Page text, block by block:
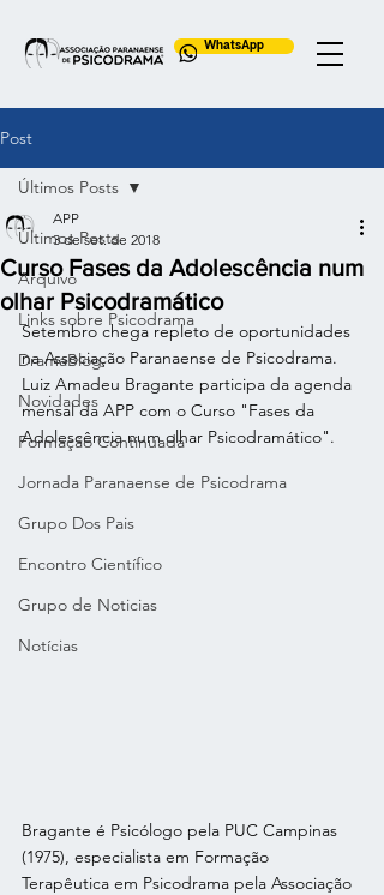
WhatsApp
Post
Últimos Posts
Arquivo
Links sobre Psicodrama
DramaBlog
Novidades
Formação Continuada
Jornada Paranaense de Psicodrama
Grupo Dos Pais
Encontro Científico
Grupo de Noticias
Notícias
Últimos Posts
Curso Fases da Adolescência num
olhar Psicodramático
APP
3 de set. de 2018
Setembro chega repleto de oportunidades
na Associação Paranaense de Psicodrama.
Luiz Amadeu Bragante participa da agenda
mensal da APP com o Curso "Fases da
Adolescência num olhar Psicodramático".
Bragante é Psicólogo pela PUC Campinas
(1975), especialista em Formação
Terapêutica em Psicodrama pela Associação